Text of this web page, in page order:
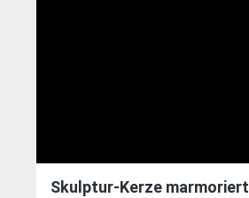
Skulptur-Kerze marmoriert